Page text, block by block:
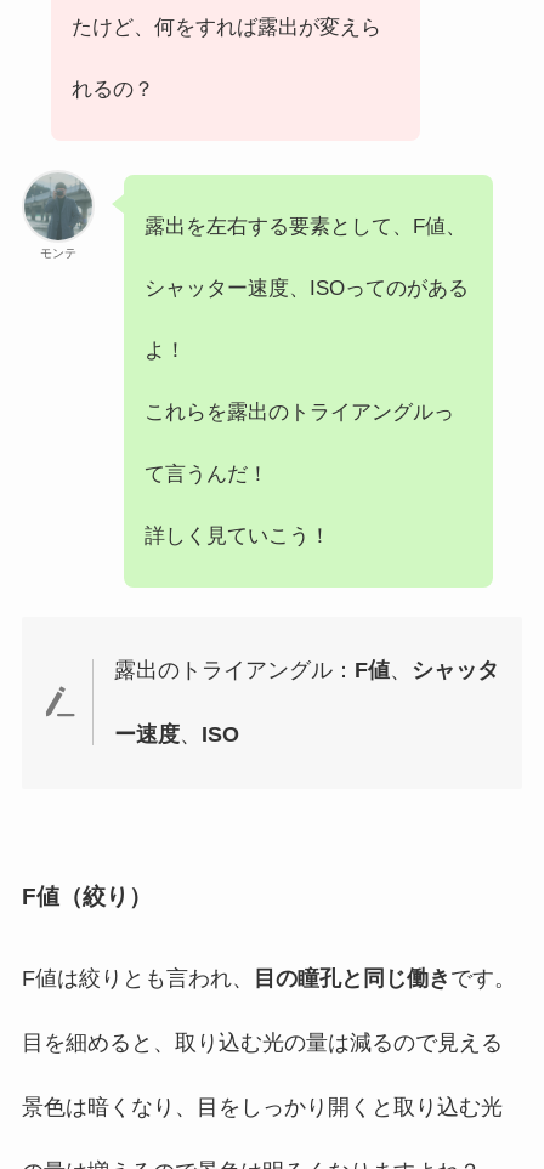
たけど、何をすれば露出が変えら
れるの？
モンテ
露出を左右する要素として、F値、
シャッター速度、ISOってのがある
よ！
これらを露出のトライアングルっ
て言うんだ！
詳しく見ていこう！
露出のトライアングル： F値、 シャッタ
ー速度、 ISO
F値（絞り）
F値は絞りとも言われ、 目の瞳孔と同じ働き です。
目を細めると、取り込む光の量は減るので見える
景色は暗くなり、目をしっかり開くと取り込む光